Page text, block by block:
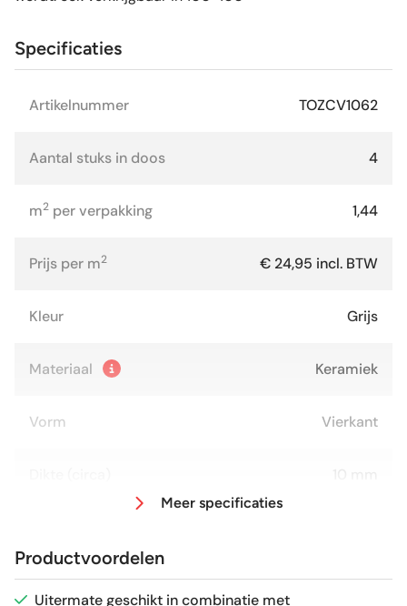
Specificaties
Artikelnummer TOZCV1062
Aantal stuks in doos 4
m2 per verpakking 1,44
Prijs per m2 € 24,95 incl. BTW
Kleur Grijs
Materiaal Keramiek
Vorm Vierkant
Antislipwaarde R11
Meer specificaties
Productvoordelen
Uitermate geschikt in combinatie met